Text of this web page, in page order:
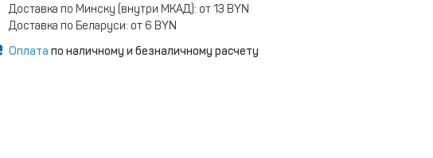
Доставка по Минску (внутри МКАД): от 13 BYN
Доставка по Беларуси: от 6 BYN
Оплата по наличному и безналичному расчету